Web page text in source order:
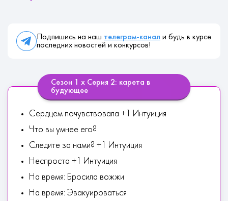
Подпишись на наш телеграм-канал и будь в курсе
последних новостей и конкурсов!
Сезон 1 х Серия 2: карета в
будующее
Сердцем почувствовала +1 Интуиция
Что вы умнее его?
Следите за нами? +1 Интуиция
Неспроста +1 Интуиция
На время: Бросила вожжи
На время: Эвакуироваться